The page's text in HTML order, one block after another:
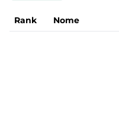
Rank Nome